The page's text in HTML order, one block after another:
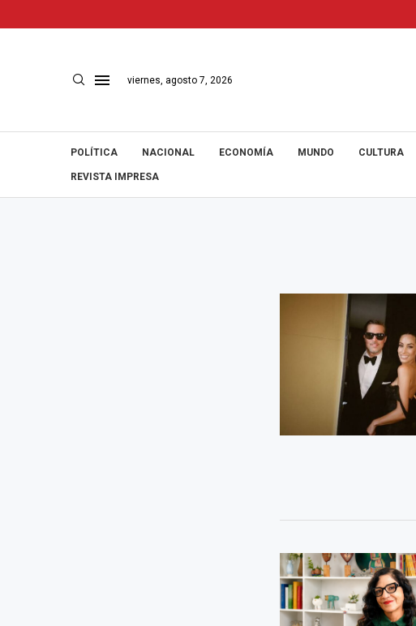
viernes, agosto 7, 2026
POLÍTICA NACIONAL ECONOMÍA MUNDO CULTURA
REVISTA IMPRESA